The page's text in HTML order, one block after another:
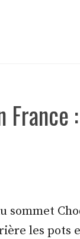
sommet
les pots